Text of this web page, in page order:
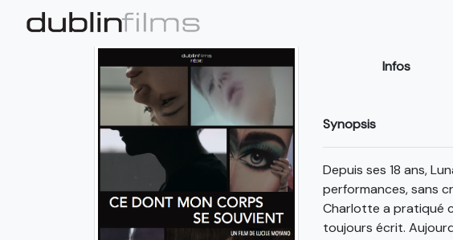
Infos
Synopsis
Depuis ses 18 ans,
performances, sans
Charlotte a pratiqué
toujours écrit.